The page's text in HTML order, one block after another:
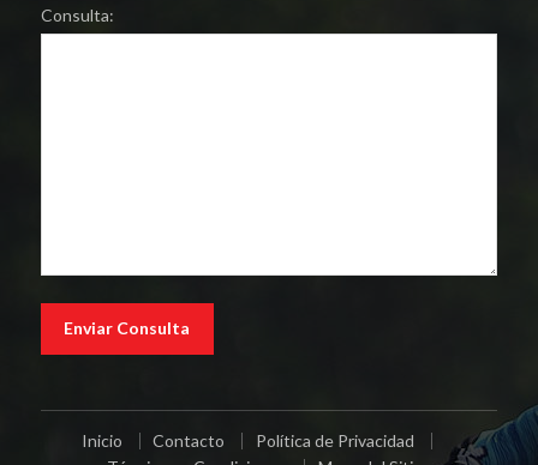
Consulta:
Inicio Contacto
Política de Privacidad